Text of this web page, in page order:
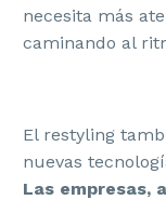
necesita más
caminando al
El restyling
nuevas
Las empresas,